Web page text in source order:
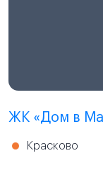
ЖК «Дом в
Красково